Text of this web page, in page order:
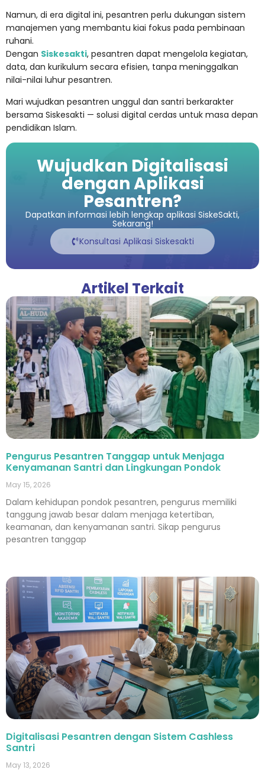
Namun, di era digital ini, pesantren perlu dukungan sistem
manajemen yang membantu kiai fokus pada pembinaan
ruhani.
Dengan Siskesakti, pesantren dapat mengelola kegiatan,
data, dan kurikulum secara efisien, tanpa meninggalkan
nilai-nilai luhur pesantren.
Mari wujudkan pesantren unggul dan santri berkarakter
bersama Siskesakti — solusi digital cerdas untuk masa depan
pendidikan Islam.
Wujudkan Digitalisasi
dengan Aplikasi
Pesantren?
Dapatkan informasi lebih lengkap aplikasi SiskeSakti,
Sekarang!
Konsultasi Aplikasi Siskesakti
Artikel Terkait
Pengurus Pesantren Tanggap untuk Menjaga
Kenyamanan Santri dan Lingkungan Pondok
May 15, 2026
Dalam kehidupan pondok pesantren, pengurus memiliki
tanggung jawab besar dalam menjaga ketertiban,
keamanan, dan kenyamanan santri. Sikap pengurus
pesantren tanggap
Digitalisasi Pesantren dengan Sistem Cashless
Santri
May 13, 2026